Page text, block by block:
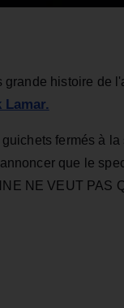
histoire de
Lamar.
fermés à
que le
NE VEUT PAS